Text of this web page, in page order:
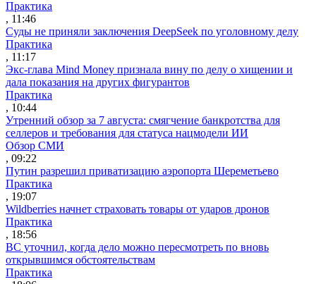
Практика
, 11:46
Суды не приняли заключения DeepSeek по уголовному делу
Практика
, 11:17
Экс-глава Mind Money признала вину по делу о хищении и
дала показания на других фигурантов
Практика
, 10:44
Утренний обзор за 7 августа: смягчение банкротства для
селлеров и требования для статуса нацмодели ИИ
Обзор СМИ
, 09:22
Путин разрешил приватизацию аэропорта Шереметьево
Практика
, 19:07
Wildberries начнет страховать товары от ударов дронов
Практика
, 18:56
ВС уточнил, когда дело можно пересмотреть по вновь
открывшимся обстоятельствам
Практика